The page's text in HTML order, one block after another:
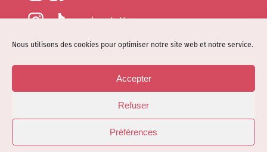
Nous utilisons des cookies pour optimiser notre site web et notre service.
Accepter
Refuser
Préférences
epsylonetattoo
kloelicious_
Mentions légales
Politique de cookies (EU)
© Site web réalisé parDénode- Illustrations par
Kloelicioustattoo tous droits réservés